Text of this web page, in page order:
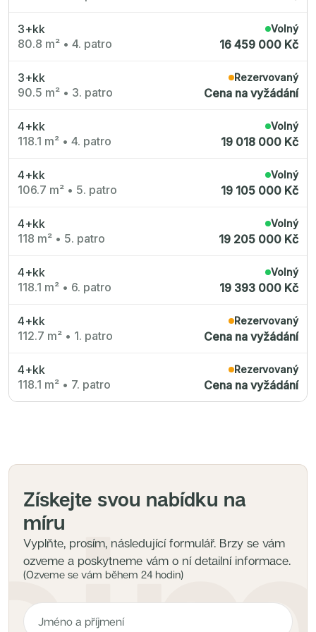
3+kk
80.8 m² • 4. patro
Volný
16 459 000 Kč
3+kk
90.5 m² • 3. patro
Rezervovaný
Cena na vyžádání
4+kk
118.1 m² • 4. patro
Volný
19 018 000 Kč
4+kk
106.7 m² • 5. patro
Volný
19 105 000 Kč
4+kk
118 m² • 5. patro
Volný
19 205 000 Kč
4+kk
118.1 m² • 6. patro
Volný
19 393 000 Kč
4+kk
112.7 m² • 1. patro
Rezervovaný
Cena na vyžádání
4+kk
118.1 m² • 7. patro
Rezervovaný
Cena na vyžádání
Získejte svou nabídku na
míru
Vyplňte, prosím, následující formulář. Brzy se vám
ozveme a poskytneme vám o ní detailní informace.
(Ozveme se vám během 24 hodin)
Nové byty 6+kk Královehradecký kraj
Developerské projekty
Rezidence Grafická
Lihovar Smíchov Jih
Jateční 35
Na Spojce 2
JITRO
Zenklova 81
Nová Písnice
Rezidence v Údolí
Semerínka
Hagibor Kappa
Aldrov Resort
Villa Chuchle
Nový byt 3+kk - VARTA
Žít Braník
RANTA Barrandov IV
Slavíkova 6
Radimský Mlýn
Polská 52
PORTTI Kladno II
Lihovar Smíchov Sever
Idylka Lochkov